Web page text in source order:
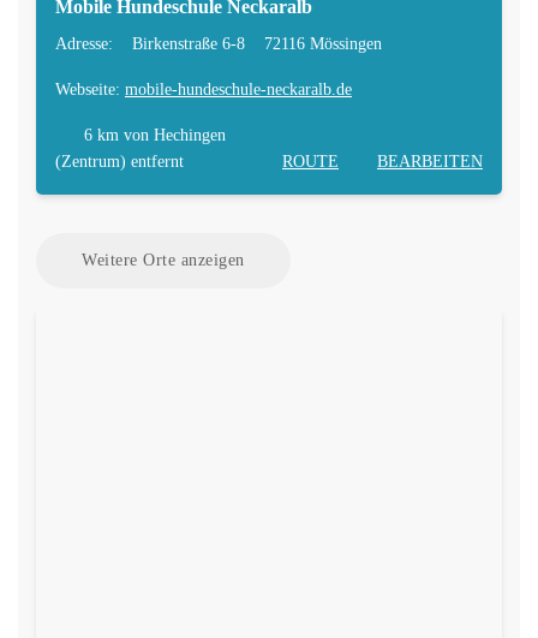
Mobile Hundeschule Neckaralb
Adresse: Birkenstraße 6-8 72116 Mössingen
Webseite: mobile-hundeschule-neckaralb.de
6 km von Hechingen
(Zentrum) entfernt
ROUTE BEARBEITEN
Weitere Orte anzeigen